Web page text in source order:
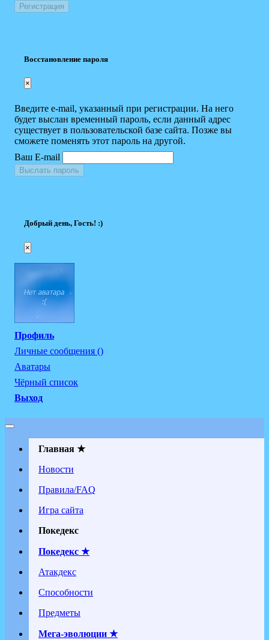
Восстановление пароля
×
Введите e-mail, указанный при регистрации. На него
будет выслан временный пароль, если данный адрес
существует в пользовательской базе сайта. Позже вы
сможете поменять этот пароль на другой.
Ваш E-mail
Выслать пароль
Добрый день, Гость! :)
×
Профиль
Личные сообщения ()
Аватары
Чёрный список
Выход
Главная ★
Новости
Правила/FAQ
Игра сайта
Покедекс
Покедекс ★
Атакдекс
Способности
Предметы
Мега-эволюции ★